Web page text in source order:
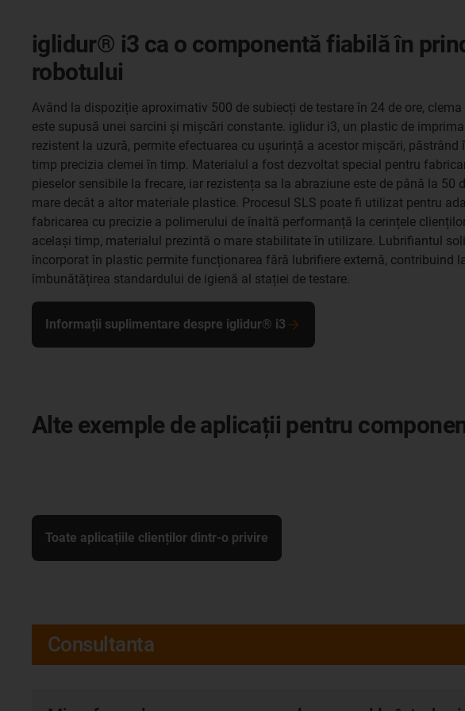
iglidur® i3 ca o componentă fiabilă în
robotului
Având la dispoziție aproximativ 500 de subiecți de testare în 24 de ore,
este supusă unei sarcini și mișcări constante. iglidur i3, un plastic de
rezistent la uzură, permite efectuarea cu ușurință a acestor mișcări, păstrând
timp precizia clemei în timp. Materialul a fost dezvoltat special pentru
pieselor sensibile la frecare, iar rezistența sa la abraziune este de până la 50
mare decât a altor materiale plastice. Procesul SLS poate fi utilizat pentru
fabricarea cu precizie a polimerului de înaltă performanță la cerințele
același timp, materialul prezintă o mare stabilitate în utilizare. Lubrifiantul
încorporat în plastic permite funcționarea fără lubrifiere externă, contribuind la
îmbunătățirea standardului de igienă al stației de testare.
Informații suplimentare despre iglidur® i3
Alte exemple de aplicații pentru
Toate aplicațiile clienților dintr-o privire
Consultanta